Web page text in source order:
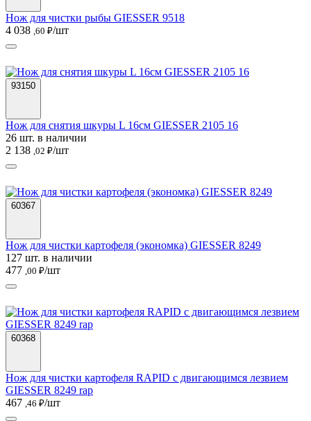
Нож для чистки рыбы GIESSER 9518
4 038 ,60 ₽/шт
93150
Нож для снятия шкуры L 16см GIESSER 2105 16
26 шт. в наличии
2 138 ,02 ₽/шт
60367
Нож для чистки картофеля (экономка) GIESSER 8249
127 шт. в наличии
477 ,00 ₽/шт
60368
Нож для чистки картофеля RAPID с двигающимся лезвием
GIESSER 8249 rap
467 ,46 ₽/шт